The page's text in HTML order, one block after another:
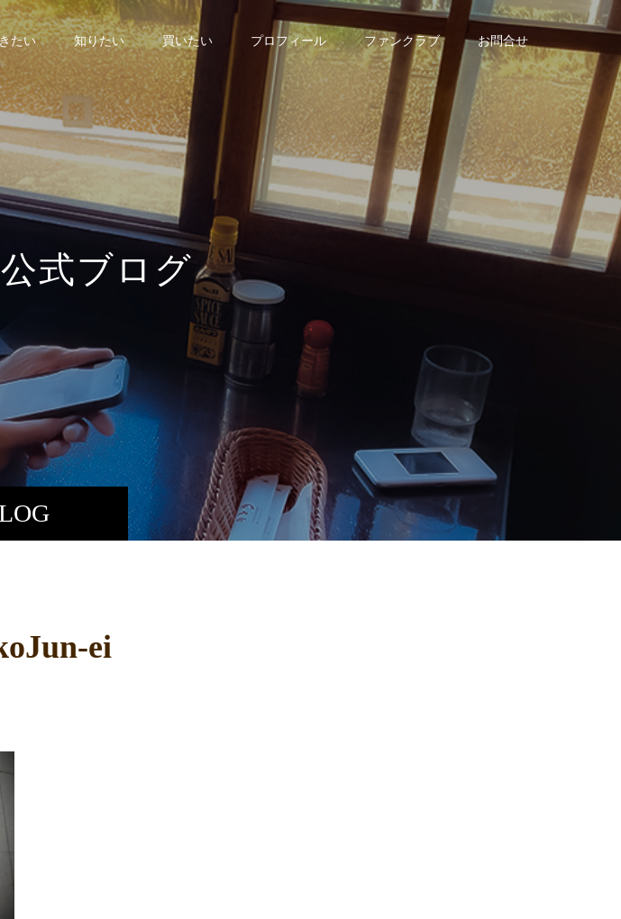
たい 知りたい 買いたい プロフィール ファンクラブ お問合せ
公式ブ ロ グ
ei